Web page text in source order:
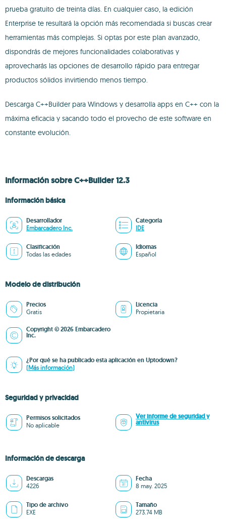
prueba gratuito de treinta días. En cualquier caso, la edición
Enterprise te resultará la opción más recomendada si buscas crear
herramientas más complejas. Si optas por este plan avanzado,
dispondrás de mejores funcionalidades colaborativas y
aprovecharás las opciones de desarrollo rápido para entregar
productos sólidos invirtiendo menos tiempo.
Descarga C++Builder para Windows y desarrolla apps en C++ con la
máxima eficacia y sacando todo el provecho de este software en
constante evolución.
Información sobre C++Builder 12.3
Información básica
Desarrollador
Embarcadero Inc.
Categoría
IDE
Clasificación
Todas las edades
Idiomas
Español
Modelo de distribución
Precios
Gratis
Licencia
Propietaria
Copyright © 2026 Embarcadero
Inc.
¿Por qué se ha publicado esta aplicación en Uptodown?
(Más información)
Seguridad y privacidad
Permisos solicitados
No aplicable
Ver informe de seguridad y
antivirus
Información de descarga
Descargas
4226
Fecha
8 may. 2025
Tipo de archivo
EXE
Tamaño
273.74 MB